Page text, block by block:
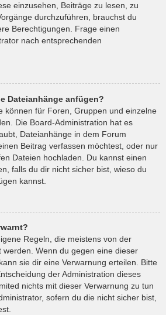
einzusehen, Beiträge zu lesen, zu
durchzuführen, brauchst du
Berechtigungen. Frage einen
nach entsprechenden
Dateianhänge anfügen?
können für Foren, Gruppen und einzelne
Die Board-Administration hat es
Dateianhänge in dem Forum
Beitrag verfassen möchtest, oder nur
Dateien hochladen. Du kannst einen
falls du dir nicht sicher bist, wieso du
kannst.
Regeln, die meistens von der
werden. Wenn du gegen eine dieser
sie dir eine Verwarnung erteilen. Bitte
der Administration dieses
nichts mit dieser Verwarnung zu tun
sofern du die nicht sicher bist,